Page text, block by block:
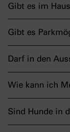
Gibt es im
Gibt es
Darf in den
Wie kann ich
Sind Hunde in